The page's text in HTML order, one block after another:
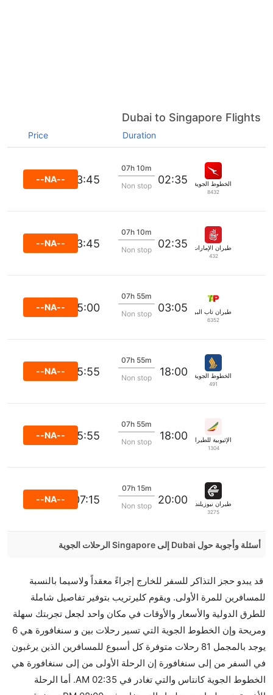
Dubai to Singapore Flights
Duration
Price
الخطوط الجوية كانتاس
8432
02:35
07h 10m
Non stop
13:45
--NA--
طيران الإمارات
432
02:35
07h 10m
Non stop
13:45
--NA--
طيران تاب البرتغال
6352
03:05
07h 55m
Non stop
15:00
--NA--
الخطوط الجوية السنغافورية
491
18:00
07h 55m
Non stop
05:55
--NA--
الإثيوبية للطيران
1304
18:00
07h 55m
Non stop
05:55
--NA--
طيران نيوزيلندا
3275
20:00
07h 15m
Non stop
07:15
--NA--
أسئلة وأجوبة حول Dubai إلى Singapore الرحلات الجوية
من إلىسنغافورة مما تستغرقه الخطوط الجوية الأخرى؟
نعم. توفر كل من IndiGo أسرع رحلات الطيران على هذا
الطريق،
هل توفر شركات الطيران مساحة إضافية للنوم؟
كثير من خطوط طيران درجة رجال الأعمال توفر مساحة
إضافية للنوم.
قد يبدو حجز التذاكر للسفر للخارج إجراءً معقداً ولاسيما بالنسبة
للمسافرين للمرة الأولى. ويقوم كليرتريب بتوفير تفاصيل شاملة
للطرق الدولية والأسعار والأوقات في مكان واحد لجعل تجربتك سهلة
ومريحة وإن الخطوط الجوية التي تسير رحلات بين و سنغافورة هي 6
يوجد بالمجمل 81 رحلات متوفرة كل أسبوع للمسافرين الذين يرغبون
في السفر من إلى سنغافورة إن الرحلة الأولى من إلى سنغافورة هي
الخطوط الجوية كانتاس والتي تغادر في 02:35 AM. أما الرحلة